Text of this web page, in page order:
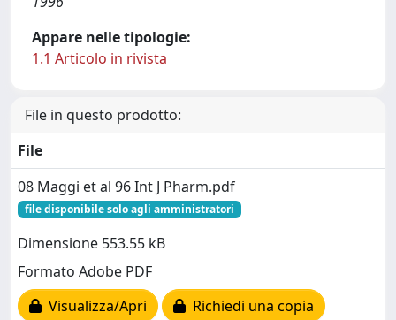
Appare nelle tipologie:
1.1 Articolo in rivista
File in questo prodotto:
File
08 Maggi et al 96 Int J Pharm.pdf
file disponibile solo agli amministratori
Dimensione 553.55 kB
Formato Adobe PDF
Visualizza/Apri
Richiedi una copia